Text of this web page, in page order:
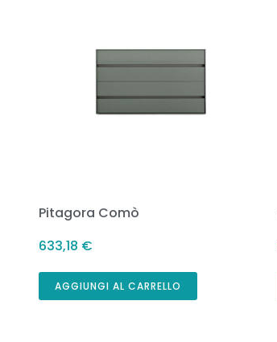
Pitagora Comò
633,18 €
AGGIUNGI AL CARRELLO